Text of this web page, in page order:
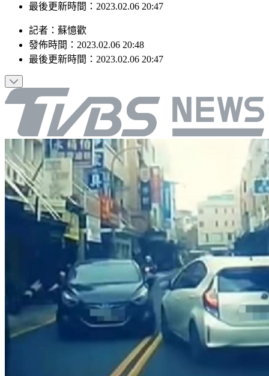
發佈時間：2023.02.06 20:48
最後更新時間：2023.02.06 20:47